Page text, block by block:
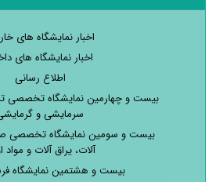
اخبار نمایشگاه های
اخبار نمایشگاه های
اطلاع رسانی
بیست و چهارمین نمایشگاه تخصصی
سرمایشی و
بیست و سومین نمایشگاه تخصصی
آلات، یراق آلات و مواد
بیست و هشتمین نمایشگاه